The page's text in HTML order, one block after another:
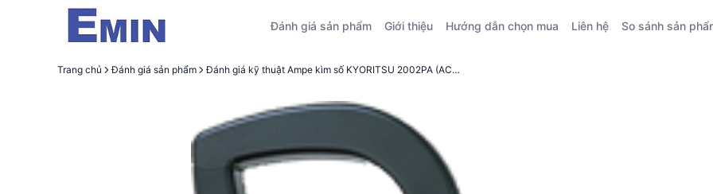
Đánh giá sản phẩm Giới thiệu Hướng dẫn chọn mua Liên hệ So sánh sản
Trang chủ Đánh giá sản phẩm Đánh giá kỹ thuật Ampe kìm số KYORITSU 2002PA (AC 2000A)